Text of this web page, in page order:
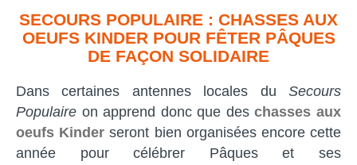
SECOURS POPULAIRE : CHASSES AUX
OEUFS KINDER POUR FÊTER PÂQUES
DE FAÇON SOLIDAIRE
Dans certaines antennes locales du Secours
Populaire on apprend donc que deschasses aux
oeufs Kinder seront bien organisées encore cette
année pour célébrer Pâques et ses